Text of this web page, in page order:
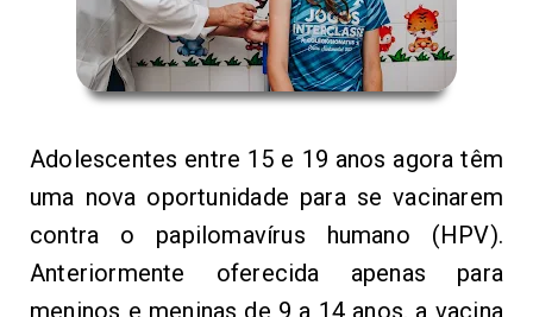
Adolescentes entre 15 e 19 anos agora têm
uma nova oportunidade para se vacinarem
contra o papilomavírus humano
(HPV).